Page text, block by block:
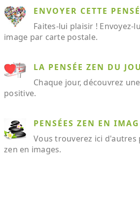
ENVOYER CETTE
Faites-lui plaisir ! Envoyez-
image par carte postale.
LA PENSÉE ZEN DU
Chaque jour, découvrez
positive.
PENSÉES ZEN EN
Vous trouverez ici d'autres
zen en images.